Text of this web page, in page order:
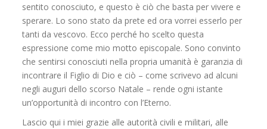
sentito conosciuto, e questo è ciò che basta per vivere e
sperare. Lo sono stato da prete ed ora vorrei esserlo per
tanti da vescovo. Ecco perché ho scelto questa
espressione come mio motto episcopale. Sono convinto
che sentirsi conosciuti nella propria umanità è garanzia di
incontrare il Figlio di Dio e ciò – come scrivevo ad alcuni
negli auguri dello scorso Natale – rende ogni istante
un’opportunità di incontro con l’Eterno.
Lascio qui i miei grazie alle autorità civili e militari, alle